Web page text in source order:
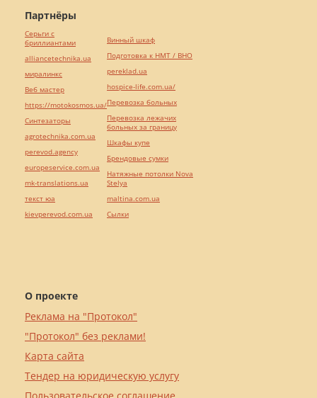
О проекте
Реклама на "Протокол"
"Протокол" без реклами!
Карта сайта
Тендер на юридическую услугу
Партнёры
Серьги с
бриллиантами
alliancetechnika.ua
миралинкс
Веб мастер
https://motokosmos.ua/
Синтезаторы
agrotechnika.com.ua
perevod.agency
europeservice.com.ua
mk-translations.ua
текст юа
kievperevod.com.ua
Винный шкаф
Подготовка к НМТ / ВНО
pereklad.ua
hospice-life.com.ua/
Перевозка больных
Перевозка лежачих
больных за границу
Шкафы купе
Брендовые сумки
Натяжные потолки Nova
Stelya
maltina.com.ua
Cылки